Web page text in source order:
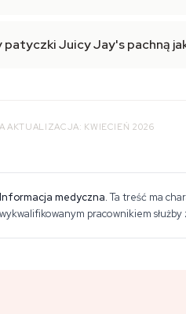
patyczki Juicy Jay's pachną
AKTUALIZACJA: KWIECIEŃ 2026
Informacja medyczna. Ta treść ma
wykwalifikowanym pracownikiem służby